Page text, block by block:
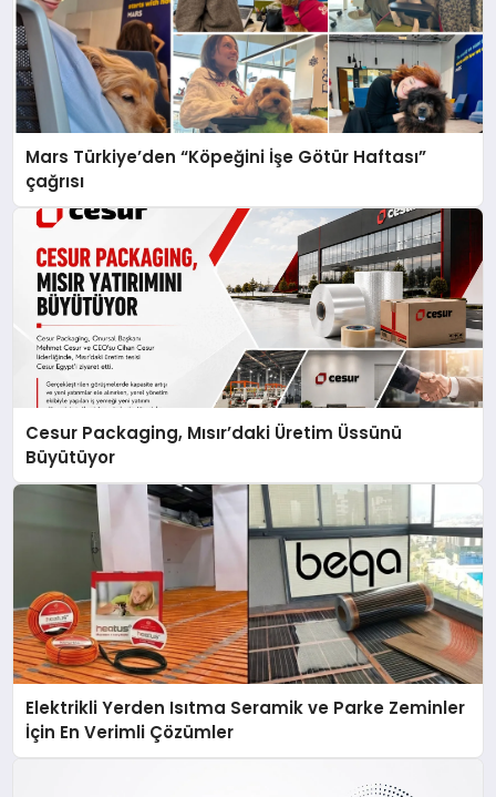
Mars Türkiye’den “Köpeğini İşe Götür Haftası”
çağrısı
Cesur Packaging, Mısır’daki Üretim Üssünü
Büyütüyor
Elektrikli Yerden Isıtma Seramik ve Parke Zeminler
İçin En Verimli Çözümler